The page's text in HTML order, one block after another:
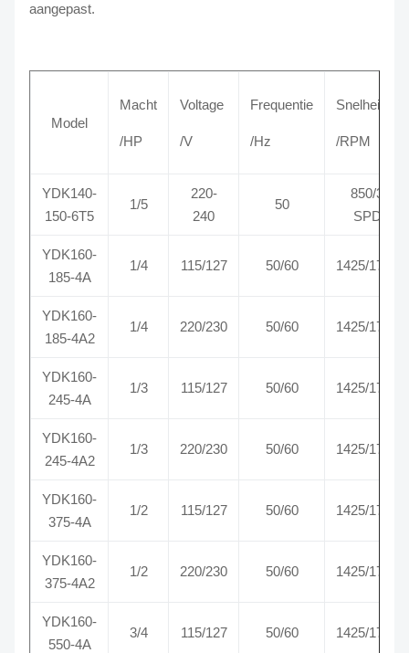
aangepast.
Model
Macht
/HP
Voltage
/V
Frequentie
/Hz
Snelheid
/RPM
YDK140-
150-6T5
1/5
220-
240
50
850/3
SPD
YDK160-
185-4A
1/4 115/127 50/60 1425/1725
YDK160-
185-4A2
1/4 220/230 50/60 1425/1725
YDK160-
245-4A
1/3 115/127 50/60 1425/1725
YDK160-
245-4A2
1/3 220/230 50/60 1425/1725
YDK160-
375-4A
1/2 115/127 50/60 1425/1725
YDK160-
375-4A2
1/2 220/230 50/60 1425/1725
YDK160-
550-4A
3/4 115/127 50/60 1425/1725